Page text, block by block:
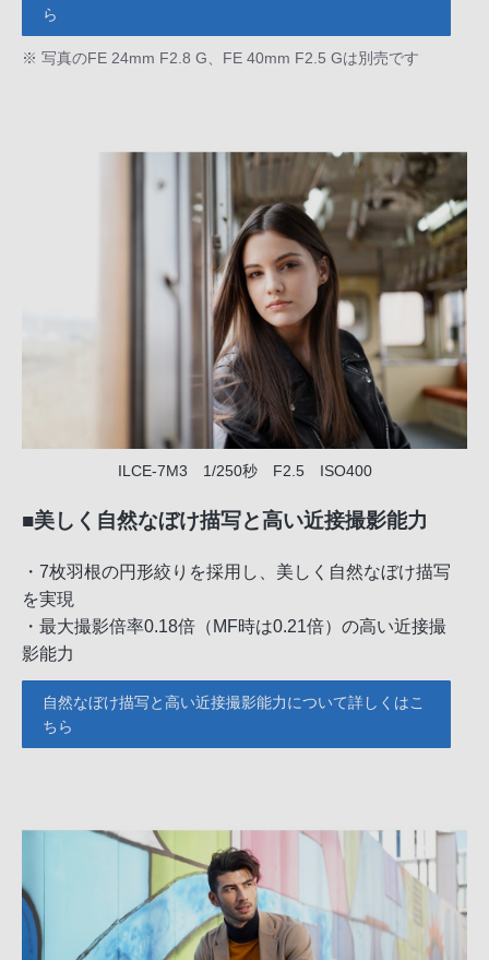
ら
※ 写真のFE 24mm F2.8 G、FE 40mm F2.5 Gは別売です
ILCE-7M3 1/250秒 F2.5 ISO400
■美しく自然なぼけ描写と高い近接撮影能力
・7枚羽根の円形絞りを採用し、美しく自然なぼけ描写
を実現
・最大撮影倍率0.18倍（MF時は0.21倍）の高い近接撮
影能力
自然なぼけ描写と高い近接撮影能力について詳しくはこ
ちら